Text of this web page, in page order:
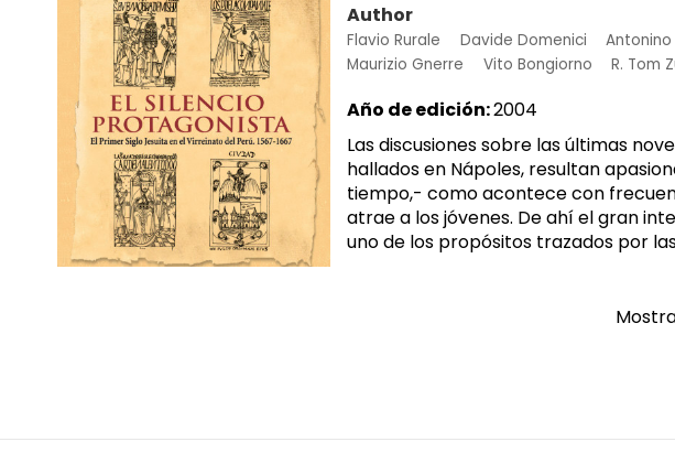
Author
Flavio Rurale Davide Domenici
Maurizio Gnerre
Vito Bongiorno R. Tom
Año de edición:2004
Las discusiones sobre las últimas
hallados en Nápoles, resultan
tiempo,- como acontece con
atrae a los jóvenes. De ahí el gran
uno de los propósitos trazados por